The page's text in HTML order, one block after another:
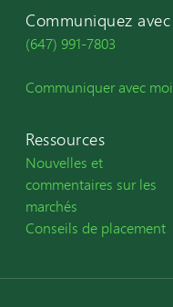
Communiquez avec
(647) 991-7803
Communiquer avec moi
Ressources
Nouvelles et
commentaires sur les
marchés
Conseils de placement